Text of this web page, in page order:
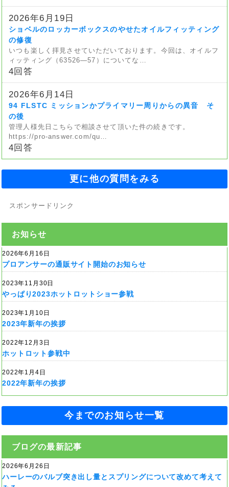
2026年6月19日
ショベルのロッカーボックスのやせたオイルフィッティング
の修復
いつも楽しく拝見させていただいております。今回は、オイルフ
ィッティング（63526—57）についてな…
4回答
2026年6月14日
94 FLSTC ミッションかプライマリー周りからの異音 そ
の後
管理人様先日こちらで相談させて頂いた件の続きです。
https://pro-answer.com/qu…
4回答
更に他の質問をみる
スポンサードリンク
お知らせ
2026年6月16日
プロアンサーの通販サイト開始のお知らせ
2023年11月30日
やっぱり2023ホットロットショー参戦
2023年1月10日
2023年新年の挨拶
2022年12月3日
ホットロット参戦中
2022年1月4日
2022年新年の挨拶
今までのお知らせ一覧
ブログの最新記事
2026年6月26日
ハーレーのバルブ突き出し量とスプリングについて改めて考えて